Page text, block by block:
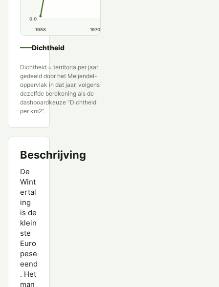
0.0
1958 1970
Dichtheid
Dichtheid = territoria per jaar
gedeeld door het Meijendel-
oppervlak in dat jaar, volgens
dezelfde berekening als de
dashboardkeuze “Dichtheid
per km2”.
Beschrijving
De
Wint
ertal
ing
is de
klein
ste
Euro
pese
eend
. Het
man
Mandarijneend
Marmereend
Nijlgans